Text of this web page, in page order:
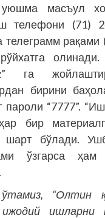
уюшма масъул
телефони (71)
телеграмм рақами
га
бирини
пароли “7777”.
бир
шарт бўлади.
ўзгарса
“Олтин
ишларни